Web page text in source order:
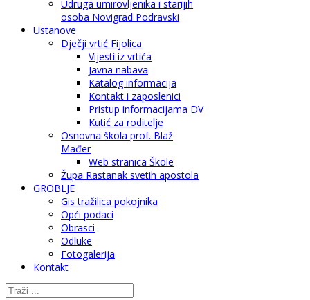
Udruga umirovljenika i starijih
osoba Novigrad Podravski
Ustanove
Dječji vrtić Fijolica
Vijesti iz vrtića
Javna nabava
Katalog informacija
Kontakt i zaposlenici
Pristup informacijama DV
Kutić za roditelje
Osnovna škola prof. Blaž
Mađer
Web stranica Škole
Župa Rastanak svetih apostola
GROBLJE
Gis tražilica pokojnika
Opći podaci
Obrasci
Odluke
Fotogalerija
Kontakt